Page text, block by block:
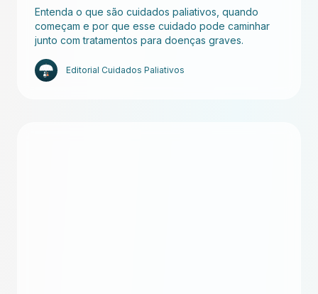
Entenda o que são cuidados paliativos, quando
começam e por que esse cuidado pode caminhar
junto com tratamentos para doenças graves.
Editorial Cuidados Paliativos